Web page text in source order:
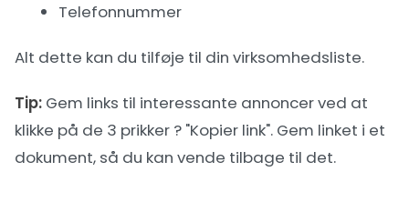
Telefonnummer
Alt dette kan du tilføje til din virksomhedsliste.
Tip: Gem links til interessante annoncer ved at
klikke på de 3 prikker ? "Kopier link". Gem linket i et
dokument, så du kan vende tilbage til det.